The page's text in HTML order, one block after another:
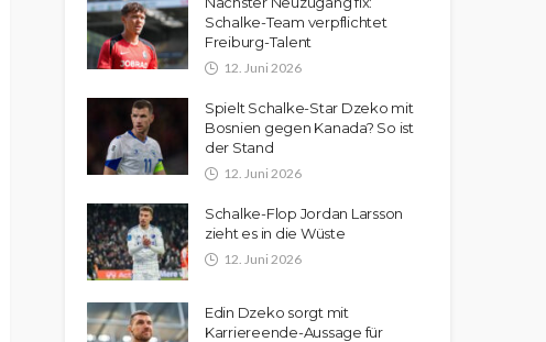
Schalke-Team verpflichtet
Freiburg-Talent
12. Juni 2026
Spielt Schalke-Star Dzeko mit
Bosnien gegen Kanada? So ist
der Stand
12. Juni 2026
Schalke-Flop Jordan Larsson
zieht es in die Wüste
12. Juni 2026
Edin Dzeko sorgt mit
Karriereende-Aussage für